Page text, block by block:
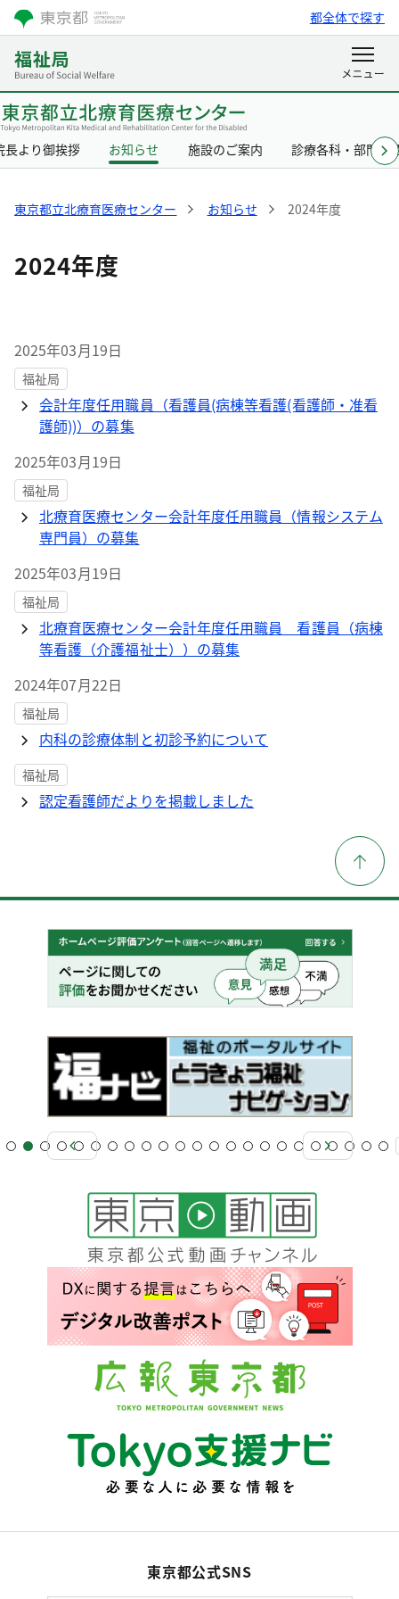
都全体で探す
長より御挨拶 お知らせ 施設のご案内 診療各科・部門の
東京都立北療育医療センター お知らせ 2024年度
2024年度
2025年03月19日
福祉局
会計年度任用職員（看護員(病棟等看護(看護師・准看
護師))）の募集
2025年03月19日
福祉局
北療育医療センター会計年度任用職員（情報システム
専門員）の募集
2025年03月19日
福祉局
北療育医療センター会計年度任用職員 看護員（病棟
等看護（介護福祉士））の募集
2024年07月22日
福祉局
内科の診療体制と初診予約について
福祉局
認定看護師だよりを掲載しました
東京都公式SNS